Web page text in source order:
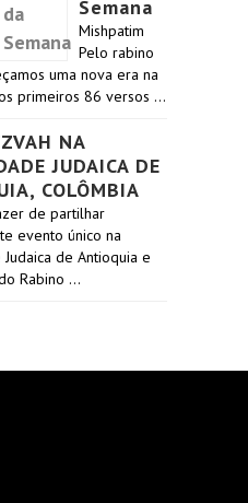
Semana
Mishpatim
Pelo rabino
uma nova era na
primeiros 86 versos …
NA
JUDAICA DE
COLÔMBIA
de partilhar
evento único na
de Antioquia e
Rabino …